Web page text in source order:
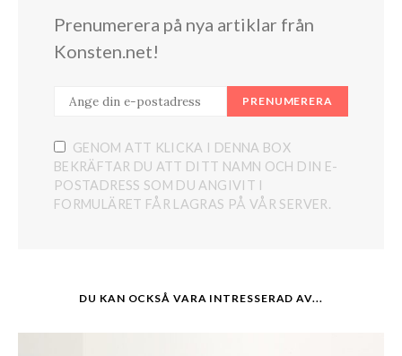
Prenumerera på nya artiklar från
Konsten.net!
PRENUMERERA
GENOM ATT KLICKA I DENNA BOX
BEKRÄFTAR DU ATT DITT NAMN OCH DIN E-
POSTADRESS SOM DU ANGIVIT I
FORMULÄRET FÅR LAGRAS PÅ VÅR SERVER.
DU KAN OCKSÅ VARA INTRESSERAD AV...